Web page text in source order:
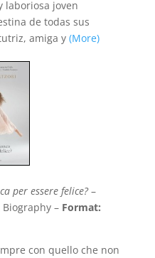
laboriosa joven
de todas sus
amiga y(More)
per essere felice?–
– Format:
con quello che non